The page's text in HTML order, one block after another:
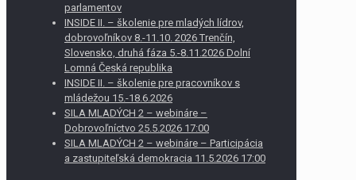
parlamentov
INSIDE II. – školenie pre mladých lídrov,
dobrovoľníkov 8.-11.10. 2026 Trenčín,
Slovensko, druhá fáza 5.-8.11.2026 Dolní
Lomná Česká republika
INSIDE II. – školenie pre pracovníkov s
mládežou 15.-18.6.2026
SILA MLADÝCH 2 – webináre –
Dobrovoľníctvo 25.5.2026 17:00
SILA MLADÝCH 2 – webináre – Participácia
a zastupiteľská demokracia 11.5.2026 17:00